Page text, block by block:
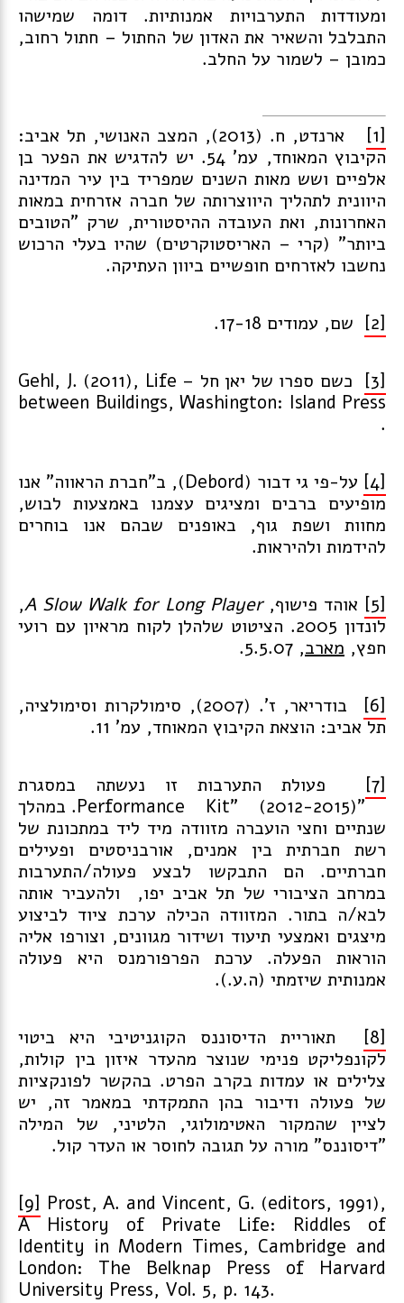
ומעודדות התערבויות אמנותיות. דומה שמישהו
התבלבל והשאיר את האדון של החתול – חתול רחוב,
כמובן – לשמור על החלב.
[1]
ארנדט, ח. (2013), המצב האנושי, תל אביב:
הקיבוץ המאוחד, עמ' 54. יש להדגיש את הפער בן
אלפיים ושש מאות השנים שמפריד בין עיר המדינה
היוונית לתהליך היווצרותה של חברה אזרחית במאות
האחרונות, ואת העובדה ההיסטורית, שרק "הטובים
ביותר" (קרי – האריסטוקרטים) שהיו בעלי הרכוש
נחשבו לאזרחים חופשיים ביוון העתיקה.
[2] שם, עמודים 17-18.
[3]
כשם ספרו של יאן חל – Gehl, J. (2011), Life
between Buildings, Washington: Island Press
.
[4]
על-פי גי דבור (Debord), ב"חברת הראווה" אנו
מופיעים ברבים ומציגים עצמנו באמצעות לבוש,
מחוות ושפת גוף, באופנים שבהם אנו בוחרים
להידמות ולהיראות.
[5] אוהד פישוף,A Slow Walk for Long Player
,
לונדון 2005. הציטוט שלהלן לקוח מראיון עם רועי
חפץ, מארב, 5.5.07.
[6]
בודריאר, ז'. (2007), סימולקרות וסימולציה,
תל אביב: הוצאת הקיבוץ המאוחד, עמ' 11.
[7]
פעולת התערבות זו נעשתה במסגרת
"Performance Kit" (2012-2015). במהלך
שנתיים וחצי הועברה מזוודה מיד ליד במתכונת של
רשת חברתית בין אמנים, אורבניסטים ופעילים
חברתיים. הם התבקשו לבצע פעולה/התערבות
במרחב הציבורי של תל אביב יפו, ולהעביר אותה
לבא/ה בתור. המזוודה הכילה ערכת ציוד לביצוע
מיצגים ואמצעי תיעוד ושידור מגוונים, וצורפו אליה
הוראות הפעלה. ערכת הפרפורמנס היא פעולה
אמנותית שיזמתי (ה.ע.).
[8]
תאוריית הדיסוננס הקוגניטיבי היא ביטוי
לקונפליקט פנימי שנוצר מהעדר איזון בין קולות,
צלילים או עמדות בקרב הפרט. בהקשר לפונקציות
של פעולה ודיבור בהן התמקדתי במאמר זה, יש
לציין שהמקור האטימולוגי, הלטיני, של המילה
"דיסוננס" מורה על תגובה לחוסר או העדר קול.
[9] Prost, A. and Vincent, G. (editors, 1991),
A History of Private Life: Riddles of
Identity in Modern Times, Cambridge and
London: The Belknap Press of Harvard
University Press, Vol. 5, p. 143.